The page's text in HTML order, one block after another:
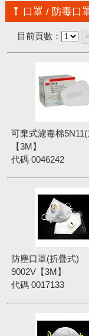
口罩 / 防毒口
目前頁數：
可棄式濾毒棉
【3M】
代碼 0046242
防塵口罩(折疊式)
9002V【3M】
代碼 0017133